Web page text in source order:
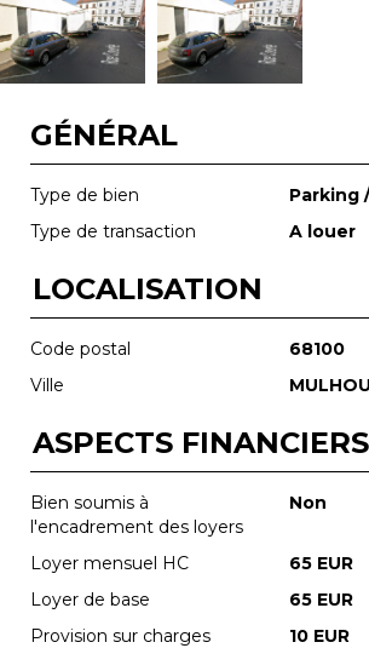
GÉNÉRAL
Type de bien
Parking
Type de transaction
A louer
LOCALISATION
Code postal
68100
Ville
ASPECTS FINANCIERS
Bien soumis à
l'encadrement des loyers
Non
Loyer mensuel HC
65 EUR
Loyer de base
65 EUR
Provision sur charges
10 EUR